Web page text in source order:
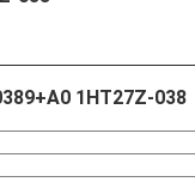
1HT27Z-038